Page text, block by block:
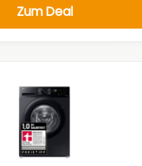
Zum Deal